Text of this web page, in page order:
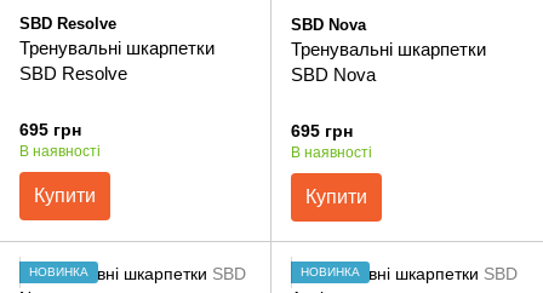
SBD Resolve
Тренувальні шкарпетки
SBD Resolve
695 грн
В наявності
Купити
SBD Nova
Тренувальні шкарпетки
SBD Nova
695 грн
В наявності
Купити
НОВИНКА НОВИНКА